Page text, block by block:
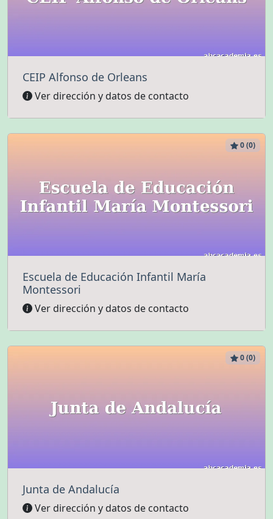
CEIP Alfonso de Orleans
Ver dirección y datos de contacto
0 (0)
Escuela de Educación Infantil María
Montessori
Ver dirección y datos de contacto
0 (0)
Junta de Andalucía
Ver dirección y datos de contacto